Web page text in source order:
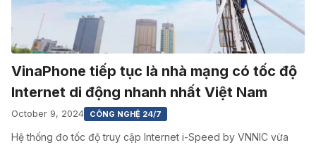
VinaPhone tiếp tục là nhà mạng có tốc độ
Internet di động nhanh nhất Việt Nam
October 9, 2024 CÔNG NGHỆ 24/7
Hệ thống đo tốc độ truy cập Internet i-Speed by VNNIC vừa